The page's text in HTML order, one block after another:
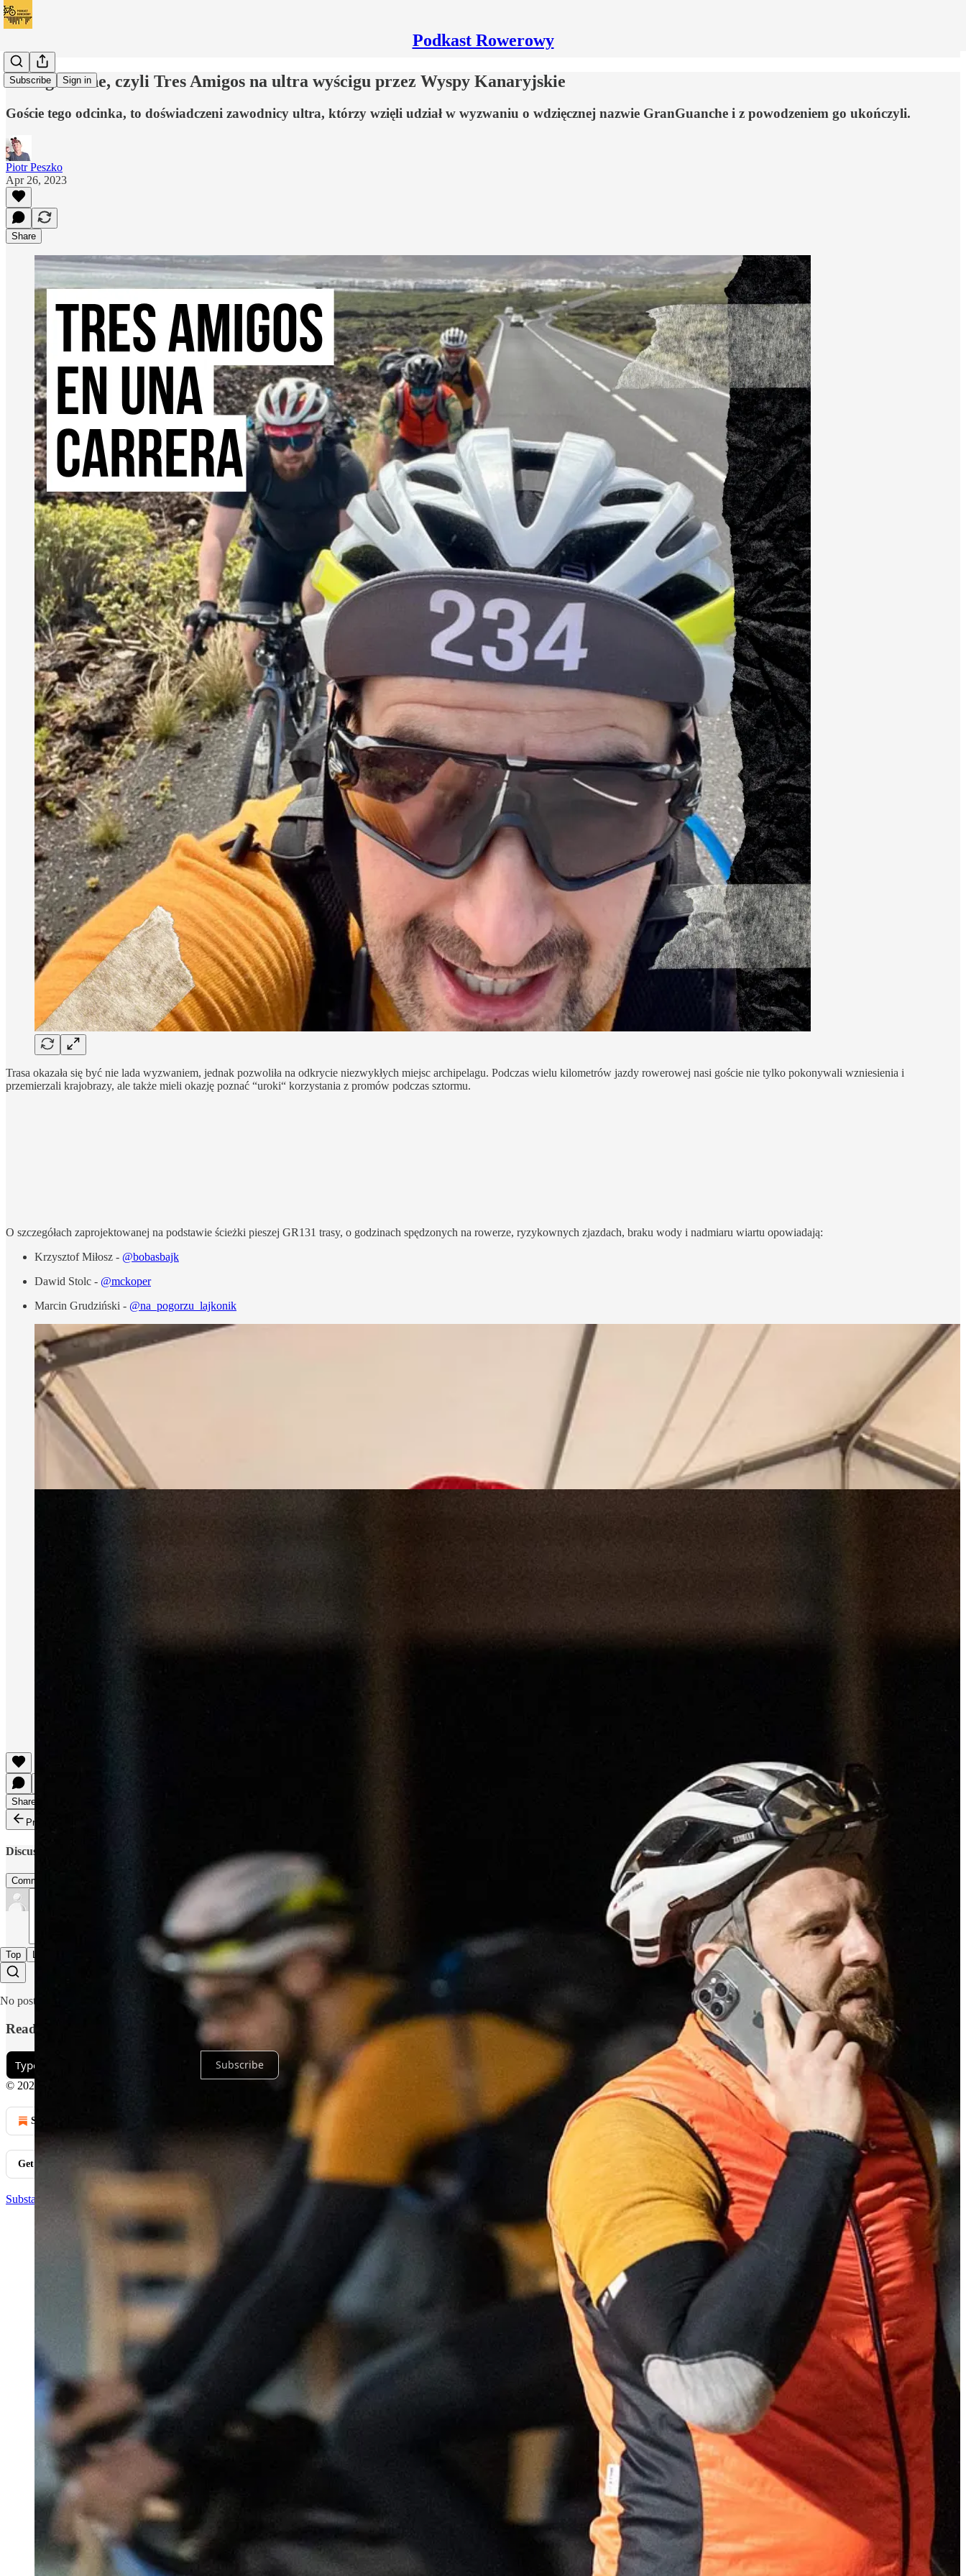
Podkast Rowerowy
Subscribe Sign in
Granguanche, czyli Tres Amigos na ultra wyścigu przez Wyspy Kanaryjskie
Goście tego odcinka, to doświadczeni zawodnicy ultra, którzy wzięli udział w wyzwaniu o wdzięcznej nazwie GranGuanche i z powodzeniem go ukończyli.
Piotr Peszko
Apr 26, 2023
Share
Trasa okazała się być nie lada wyzwaniem, jednak pozwoliła na odkrycie niezwykłych miejsc archipelagu. Podczas wielu kilometrów jazdy rowerowej nasi goście nie tylko pokonywali wzniesienia i
przemierzali krajobrazy, ale także mieli okazję poznać “uroki“ korzystania z promów podczas sztormu.
O szczegółach zaprojektowanej na podstawie ścieżki pieszej GR131 trasy, o godzinach spędzonych na rowerze, ryzykownych zjazdach, braku wody i nadmiaru wiartu opowiadają:
Krzysztof Miłosz - @bobasbajk
Dawid Stolc - @mckoper
Marcin Grudziński - @na_pogorzu_lajkonik
Share
Previous
Discussion about this post
Comments
Top Latest
No posts
Ready for more?
Subscribe
© 2026 Piotr Peszko
Start your Substack
Get the app
Substack